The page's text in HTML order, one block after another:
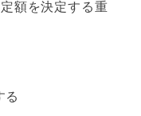
額を決定する重
る